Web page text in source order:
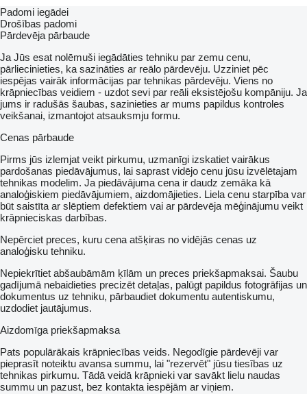
wyższa prowadnica
dodatkowy zbiorniczek do mycia układu
manometr glicerynowy
nowoczesna wzmocniona konstrukcja
czterostopniowy system filtrowania
głowice pojedyncze (możliwość 3-poz)
mieszadło
manometr
rozwadniacz środków chemicznych
mechaniczna regulacja belki
zbiorniczek na czystą wodę
pompa przeponowa POLSKA
solidny zbiornik wykonany z tworzywa polietylenu LLD-PE
zaworek odcinający
ATEST 5 lat
Gwarancja producenta na okres 2 lata
dostawa na terenie całego kraj
rozszerzona opcja
ocynkowanie ramy
dodatkowe dzielenie belki
rozdzielacz stałociśnieniowy
Padomi iegādei
Drošības padomi
Pārdevēja pārbaude
Ja Jūs esat nolēmuši iegādāties tehniku par zemu cenu,
pārliecinieties, ka sazināties ar reālo pārdevēju. Uzziniet pēc
iespējas vairāk informācijas par tehnikas pārdevēju. Viens no
krāpniecības veidiem - uzdot sevi par reāli eksistējošu kompāniju. Ja
jums ir radušās šaubas, sazinieties ar mums papildus kontroles
veikšanai, izmantojot atsauksmju formu.
Cenas pārbaude
Pirms jūs izlemjat veikt pirkumu, uzmanīgi izskatiet vairākus
pardošanas piedāvājumus, lai saprast vidējo cenu jūsu izvēlētajam
tehnikas modelim. Ja piedāvājuma cena ir daudz zemāka kā
analoģiskiem piedāvājumiem, aizdomājieties. Liela cenu starpība var
būt saistīta ar slēptiem defektiem vai ar pārdevēja mēģinājumu veikt
krāpnieciskas darbības.
Nepērciet preces, kuru cena atšķiras no vidējās cenas uz
analoģisku tehniku.
Nepiekrītiet abšaubāmām ķīlām un preces priekšapmaksai. Šaubu
gadījumā nebaidieties precizēt detaļas, palūgt papildus fotogrāfijas un
dokumentus uz tehniku, pārbaudiet dokumentu autentiskumu,
uzdodiet jautājumus.
Aizdomīga priekšapmaksa
Pats populārākais krāpniecības veids. Negodīgie pārdevēji var
pieprasīt noteiktu avansa summu, lai "rezervēt" jūsu tiesības uz
tehnikas pirkumu. Tādā veidā krāpnieki var savākt lielu naudas
summu un pazust, bez kontakta iespējām ar viņiem.